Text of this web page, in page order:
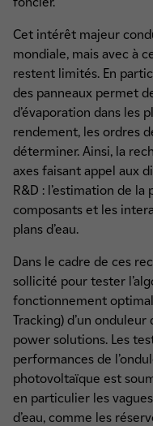
Cet intérêt majeur
mondiale, mais avec à
restent limités. En
des panneaux permet
d’évaporation dans les
rendement, les ordres
déterminer. Ainsi, la
axes faisant appel aux
R&D : l’estimation de
composants et les
plans d’eau.
Dans le cadre de ces
sollicité pour tester
fonctionnement
Tracking) d’un
power solutions. Les
performances de
photovoltaïque est
en particulier les
d’eau, comme les